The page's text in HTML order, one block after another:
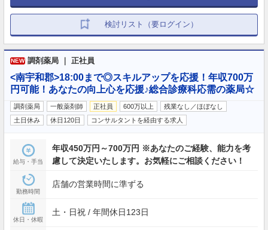
検討リスト（要ログイン）
NEW 調剤薬局 ｜ 正社員
<南宇和郡>18:00まで◎スキルアップを応援！年収700万
円可能！あなたの向上心を応援♪総合診療科応需の薬局☆
調剤薬局 一般薬剤師 正社員 600万以上
残業なし／ほぼなし
土日休み
休日120日 コンサルタントを経由する求人
給与・手当
年収450万円～700万円 ※あなたのご経験、能力を考
慮して決定いたします。お気軽にご相談ください！
勤務時間
店舗の営業時間に準ずる
休日・休暇
土・日祝 / 年間休日123日